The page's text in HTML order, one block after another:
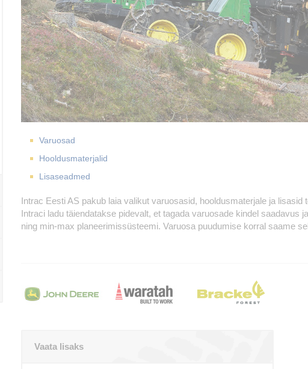
Varuosad
Hooldusmaterjalid
Lisaseadmed
Intrac Eesti AS pakub laia valikut varuosasid, hooldusmaterjale ja lisasid
Intraci ladu täiendatakse pidevalt, et tagada varuosade kindel saadavus
ning min-max planeerimissüsteemi. Varuosa puudumise korral saame
Vaata lisaks